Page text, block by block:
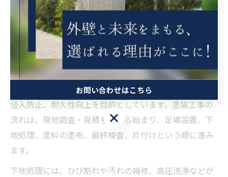
礎知識
外壁塗装の基礎用語と手順をやさしく解説
外壁塗装を検討する際には、まず基本的な用語と手順を
理解しておくことが大切です。外壁塗装とは、建物の外
壁に専用の塗料を塗る工事で、主に美観の維持や雨水の
侵入防止、耐久性向上を目的としています。塗装工事の
流れは、現地調査・見積もりから始まり、足場設置、下
地処理、塗料の塗布、最終検査、片付けという順に進み
ます。
下地処理には、ひび割れや汚れの補修、高圧洗浄などが
お問い合わせはこちら
お問い合わせはこちら